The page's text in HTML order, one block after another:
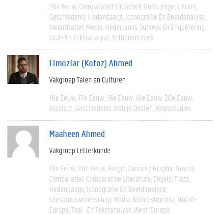
20e Eeuw Comparatief Didactiek Duits Engels Frans
Geschiedenis Hedendaags Iconografie En Beeldanalyse
Kwantitatief Media Nederlands Surveys En Enquêtering
Taal- En Tekstanalyse Veldonderzoek
Elmozfar (Kotoz) Ahmed
Vakgroep Talen en Culturen
16e Eeuw 17e Eeuw 18e Eeuw 19e Eeuw 20e Eeuw
Arabisch Geschiedenis Nabije Oosten Regiostudies
Maaheen Ahmed
Vakgroep Letterkunde
19e Eeuw 20e Eeuw België Comics / Graphic Novels
Comparatief Comparative Literature Engels Frans
Hedendaags Iconografie En Beeldanalyse
Literatuurwetenschap Media Noord-Amerika Noord-
Europa Taal- En Tekstanalyse West-Europa